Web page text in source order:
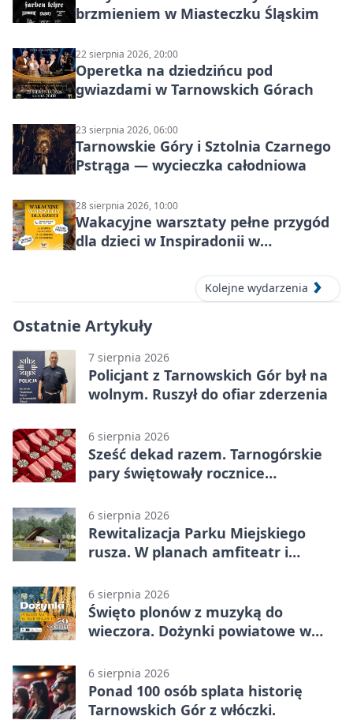
brzmieniem w Miasteczku Śląskim
22 sierpnia 2026, 20:00
Operetka na dziedzińcu pod
gwiazdami w Tarnowskich Górach
23 sierpnia 2026, 06:00
Tarnowskie Góry i Sztolnia Czarnego
Pstrąga — wycieczka całodniowa
28 sierpnia 2026, 10:00
Wakacyjne warsztaty pełne przygód
dla dzieci w Inspiradonii w
Kolejne wydarzenia
Ostatnie Artykuły
7 sierpnia 2026
Policjant z Tarnowskich Gór był na
wolnym. Ruszył do ofiar zderzenia
6 sierpnia 2026
Sześć dekad razem. Tarnogórskie
pary świętowały rocznice
6 sierpnia 2026
Rewitalizacja Parku Miejskiego
rusza. W planach amfiteatr i
6 sierpnia 2026
Święto plonów z muzyką do
wieczora. Dożynki powiatowe w
6 sierpnia 2026
Ponad 100 osób splata historię
Tarnowskich Gór z włóczki.